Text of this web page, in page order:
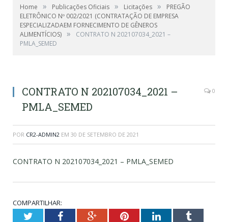
Home » Publicações Oficiais » Licitações »
PREGÃO
ELETRÔNICO Nº 002/2021 (CONTRATAÇÃO DE EMPRESA
ESPECIALIZADAEM FORNECIMENTO DE GÊNEROS
ALIMENTÍCIOS) »
CONTRATO N 202107034_2021 –
PMLA_SEMED
CONTRATO N 202107034_2021 –
PMLA_SEMED
0
POR CR2-ADMIN2 EM 30 DE SETEMBRO DE 2021
CONTRATO N 202107034_2021 – PMLA_SEMED
COMPARTILHAR:
TwitterFacebookGoogle+PinterestLinkedInTumblr